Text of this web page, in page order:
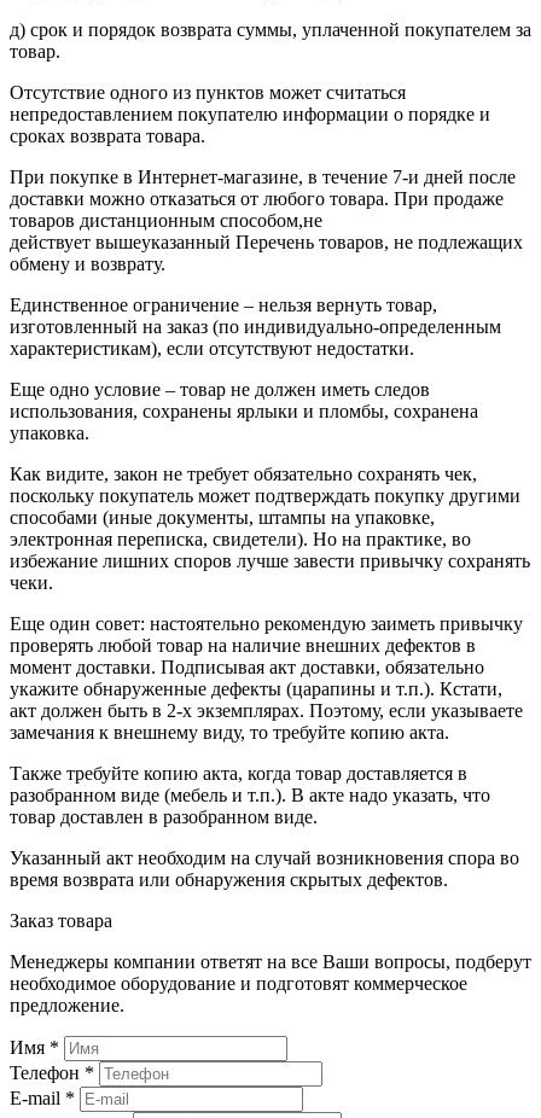
д) срок и порядок возврата суммы, уплаченной покупателем за
товар.
Отсутствие одного из пунктов может считаться
непредоставлением покупателю информации о порядке и
сроках возврата товара.
При покупке в Интернет-магазине, в течение 7-и дней после
доставки можно отказаться от любого товара. При продаже
товаров дистанционным способом,не
действует вышеуказанный Перечень товаров, не подлежащих
обмену и возврату.
Единственное ограничение – нельзя вернуть товар,
изготовленный на заказ (по индивидуально-определенным
характеристикам), если отсутствуют недостатки.
Еще одно условие – товар не должен иметь следов
использования, сохранены ярлыки и пломбы, сохранена
упаковка.
Как видите, закон не требует обязательно сохранять чек,
поскольку покупатель может подтверждать покупку другими
способами (иные документы, штампы на упаковке,
электронная переписка, свидетели). Но на практике, во
избежание лишних споров лучше завести привычку сохранять
чеки.
Еще один совет: настоятельно рекомендую заиметь привычку
проверять любой товар на наличие внешних дефектов в
момент доставки. Подписывая акт доставки, обязательно
укажите обнаруженные дефекты (царапины и т.п.). Кстати,
акт должен быть в 2-х экземплярах. Поэтому, если указываете
замечания к внешнему виду, то требуйте копию акта.
Также требуйте копию акта, когда товар доставляется в
разобранном виде (мебель и т.п.). В акте надо указать, что
товар доставлен в разобранном виде.
Указанный акт необходим на случай возникновения спора во
время возврата или обнаружения скрытых дефектов.
Заказ товара
Менеджеры компании ответят на все Ваши вопросы, подберут
необходимое оборудование и подготовят коммерческое
предложение.
Имя *
Телефон *
E-mail *